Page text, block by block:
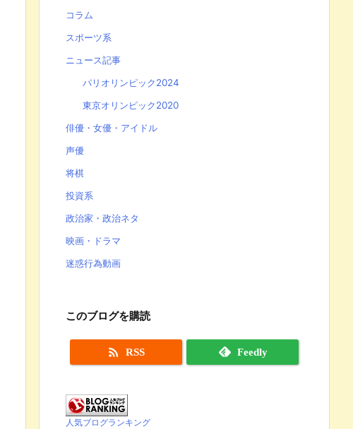
コラム
スポーツ系
ニュース記事
パリオリンピック2024
東京オリンピック2020
俳優・女優・アイドル
声優
将棋
投資系
政治家・政治ネタ
映画・ドラマ
迷惑行為動画
このブログを購読
 RSS Feedly
人気ブログランキング